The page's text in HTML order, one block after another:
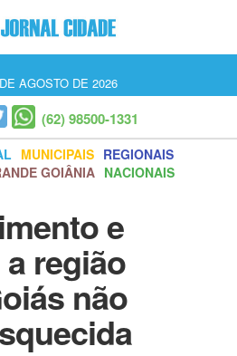
AGOSTO DE 2026
(62) 98500-1331
MUNICIPAIS REGIONAIS
GOIÂNIA NACIONAIS
e
região
não